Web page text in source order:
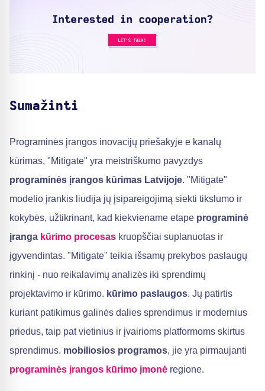
Sumažinti
Programinės įrangos inovacijų priešakyje e kanalų
kūrimas, "Mitigate" yra meistriškumo pavyzdys
programinės įrangos kūrimas Latvijoje. "Mitigate"
modelio įrankis liudija jų įsipareigojimą siekti tikslumo ir
kokybės, užtikrinant, kad kiekviename etape programinė
įranga kūrimo procesas kruopščiai suplanuotas ir
įgyvendintas. "Mitigate" teikia išsamų prekybos paslaugų
rinkinį - nuo reikalavimų analizės iki sprendimų
projektavimo ir kūrimo. kūrimo paslaugos. Jų patirtis
kuriant patikimus galinės dalies sprendimus ir modernius
priedus, taip pat vietinius ir įvairioms platformoms skirtus
sprendimus. mobiliosios programos, jie yra pirmaujanti
programinės įrangos kūrimo įmonė regione.